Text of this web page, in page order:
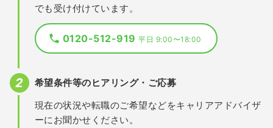
でも受け付けています。
0120-512-919平日 9:00〜18:00
希望条件等のヒアリング・ご応募
現在の状況や転職のご希望などをキャリアアドバイザ
ーにお聞かせください。